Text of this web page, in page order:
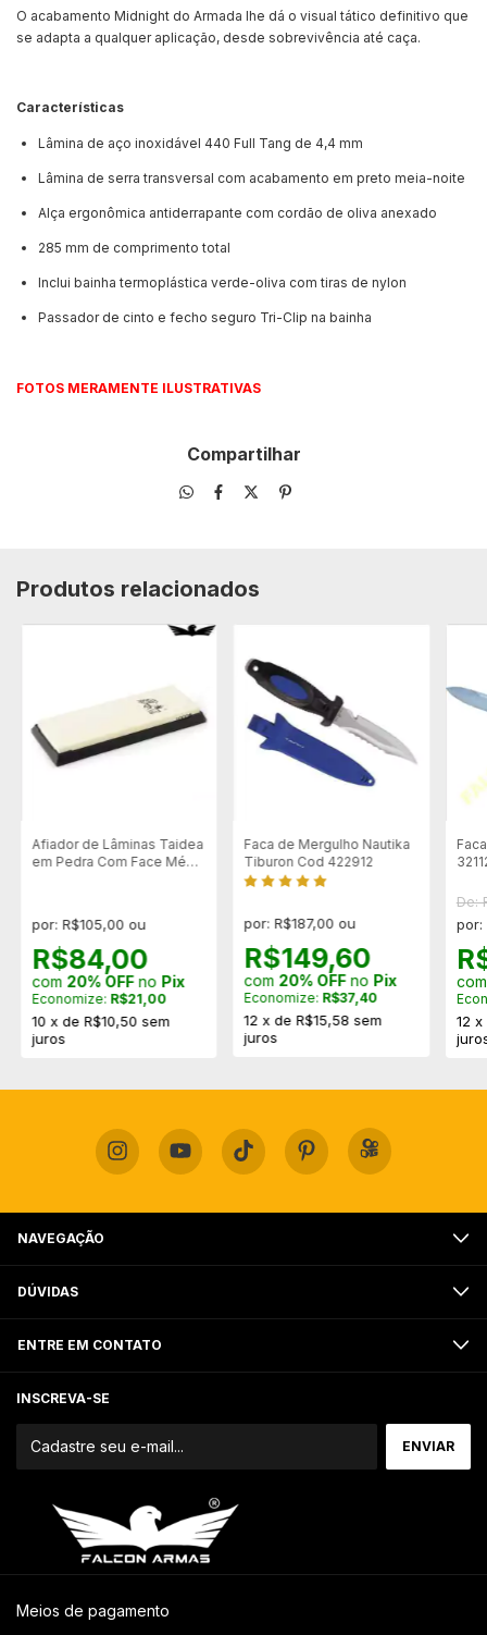
O acabamento Midnight do Armada lhe dá o visual tático definitivo que
se adapta a qualquer aplicação, desde sobrevivência até caça.
Características
Lâmina de aço inoxidável 440 Full Tang de 4,4 mm
Lâmina de serra transversal com acabamento em preto meia-noite
Alça ergonômica antiderrapante com cordão de oliva anexado
285 mm de comprimento total
Inclui bainha termoplástica verde-oliva com tiras de nylon
Passador de cinto e fecho seguro Tri-Clip na bainha
FOTOS MERAMENTE ILUSTRATIVAS
Compartilhar
Produtos relacionados
Afiador de Lâminas Taidea
em Pedra Com Face Média
por: R$105,00 ou
R$84,00
com 20% OFFno Pix
Economize: R$21,00
10 x de R$10,50 sem
juros
Faca de Mergulho Nautika
Tiburon Cod 422912
por: R$187,00 ou
R$149,60
com 20% OFFno Pix
Economize: R$37,40
12 xdeR$15,58 sem
juros
De:
por:
12 x
NAVEGAÇÃO
DÚVIDAS
ENTRE EM CONTATO
INSCREVA-SE
Meios de pagamento